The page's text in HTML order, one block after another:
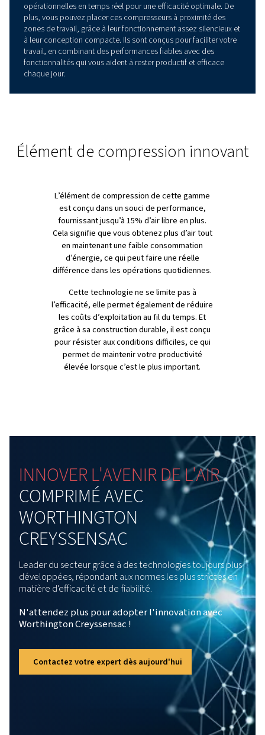
Une conception innovante
pour libérer les
Conçue pour maximiser les performances et minimiser
complexité, la série Rollair 750-2000 comprend des
compresseurs à vis à injection d’huile allant de 5,5 à 15
Grâce à une technologie de compression interne
compresseurs peuvent fournir jusqu’à 15% de sortie
tout en consommant jusqu’à 18% d’énergie en moins.
pouvez choisir entre des systèmes compacts ou des
avec sécheur intégré, adaptés à vos besoins
Cette série met l’accent sur la facilité d’installation,
par le contrôleur intuitif Airlogic²T qui offre des
opérationnelles en temps réel pour une efficacité
plus, vous pouvez placer ces compresseurs à
chaque jour.
Élément de compression
L’élément de compression de cette gamme
est conçu dans un souci de performance,
fournissant jusqu’à 15% d’air libre en plus.
Cela signifie que vous obtenez plus d’air tout
en maintenant une faible consommation
d’énergie, ce qui peut faire une réelle
différence dans les opérations quotidiennes.
Cette technologie ne se limite pas à
l’efficacité, elle permet également de